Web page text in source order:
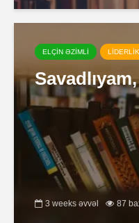
ELÇİN ƏZİMLİ LİDERLİK
3 weeks əvvəl 87